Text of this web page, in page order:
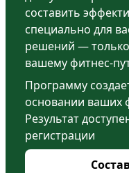
составить
специально для
решений —
вашему фитнес-
Программу
основании ваших
Результат
регистрации